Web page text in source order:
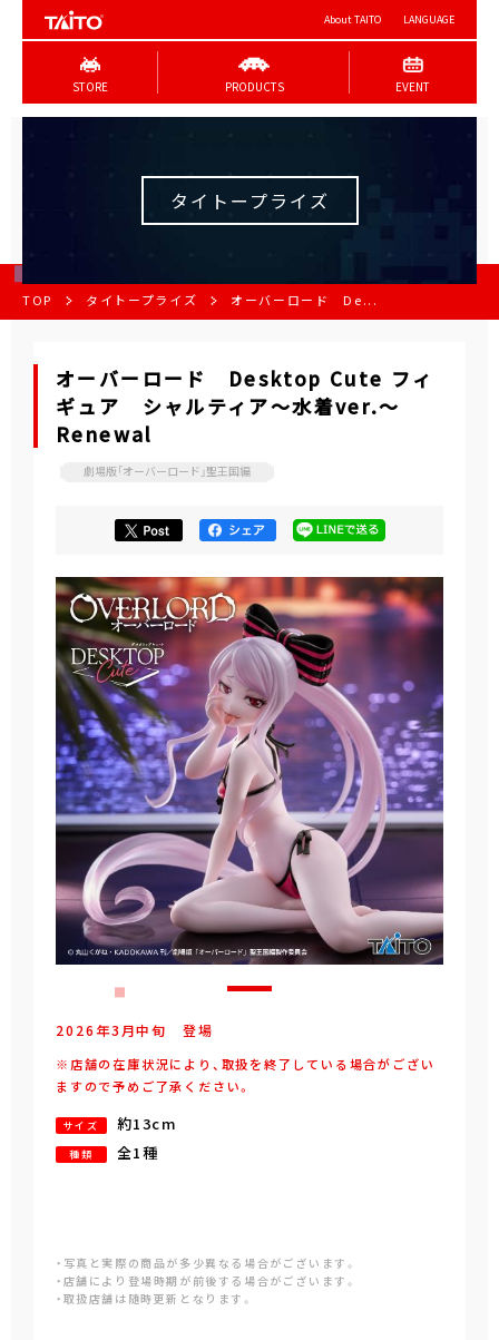
About TAITO LANGUAGE
STORE PRODUCTS EVENT
タイトープライズ
TOP タイトープライズ オーバーロード De...
オーバーロード Desktop Cute フィ
ギュア シャルティア～水着ver.～
Renewal
劇場版「オーバーロード」聖王国編
2026年3 月中旬 登場
※店舗の在庫状況により、取扱を終了している場合がござい
ますので予めご了承ください。
サイズ 約13cm
種類 全1種
・写真と実際の商品が多少異なる場合がございます。
・店舗により登場時期が前後する場合がございます。
・取扱店舗は随時更新となります。